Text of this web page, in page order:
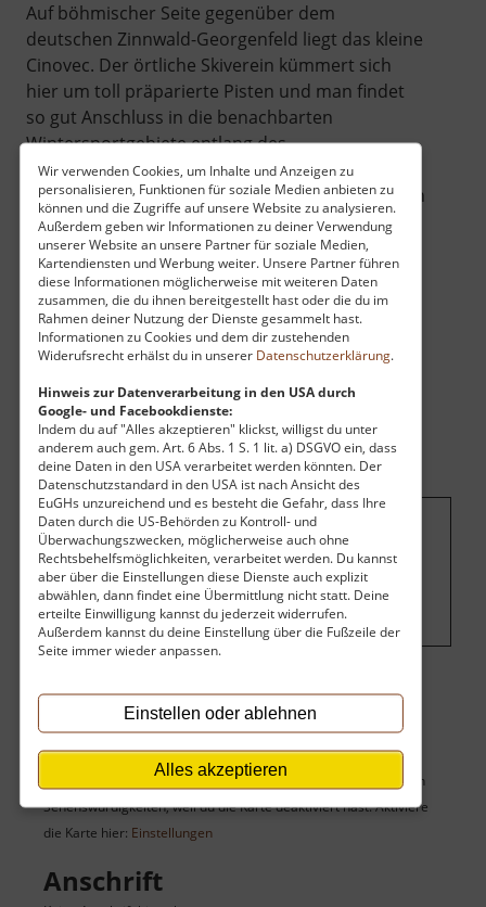
Wir verwenden Cookies, um Inhalte und Anzeigen zu
personalisieren, Funktionen für soziale Medien anbieten zu
können und die Zugriffe auf unsere Website zu analysieren.
Außerdem geben wir Informationen zu deiner Verwendung
unserer Website an unsere Partner für soziale Medien,
Kartendiensten und Werbung weiter. Unsere Partner führen
diese Informationen möglicherweise mit weiteren Daten
zusammen, die du ihnen bereitgestellt hast oder die du im
Rahmen deiner Nutzung der Dienste gesammelt hast.
Informationen zu Cookies und dem dir zustehenden
Widerufsrecht erhälst du in unserer Datenschutzerklärung.
Hinweis zur Datenverarbeitung in den USA durch
Google- und Facebookdienste:
Indem du auf "Alles akzeptieren" klickst, willigst du unter
anderem auch gem. Art. 6 Abs. 1 S. 1 lit. a) DSGVO ein, dass
deine Daten in den USA verarbeitet werden könnten. Der
Datenschutzstandard in den USA ist nach Ansicht des
EuGHs unzureichend und es besteht die Gefahr, dass Ihre
Daten durch die US-Behörden zu Kontroll- und
Überwachungszwecken, möglicherweise auch ohne
Rechtsbehelfsmöglichkeiten, verarbeitet werden. Du kannst
aber über die Einstellungen diese Dienste auch explizit
abwählen, dann findet eine Übermittlung nicht statt. Deine
erteilte Einwilligung kannst du jederzeit widerrufen.
Außerdem kannst du deine Einstellung über die Fußzeile der
Seite immer wieder anpassen.
Einstellen oder ablehnen
Alles akzeptieren
Auf böhmischer Seite gegenüber dem
deutschen Zinnwald-Georgenfeld liegt das kleine
Cinovec. Der örtliche Skiverein kümmert sich
hier um toll präparierte Pisten und man findet
so gut Anschluss in die benachbarten
Wintersportgebiete entlang des
Erzgebirgskammes. Parken kann man
beispielsweise im Ort. Auf der Karte weiter unten
findest du die Loipen der Umgebung
eingezeichnet.
Um dieses Projekt zu finanzieren, wird
hier Werbung eingeblendet.Cookie-
Einstellungen ändern.
Karte
Du siehst hier keine Karte des Zieles sowie seiner umgebenden
Sehenswürdigkeiten, weil du die Karte deaktiviert hast. Aktiviere
die Karte hier: Einstellungen
Anschrift